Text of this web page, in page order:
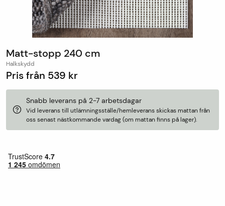
Matt-stopp 240 cm
Halkskydd
Pris från 539 kr
Snabb leverans på 2-7 arbetsdagar
Vid leverans till utlämningsställe/hemleverans skickas mattan från
oss senast nästkommande vardag (om mattan finns på lager).